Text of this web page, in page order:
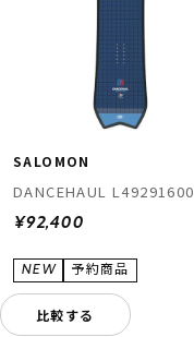
SALOMON
DANCEHAUL L49291600
¥92,400
比較する